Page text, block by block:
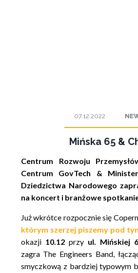
07.12.2022
Mińska 65 &
Centrum Rozwoju
Centrum GovTech &
Dziedzictwa Narodowego
na koncert i branżowe
Już wkrótce rozpocznie się
którym szerzej piszemy pod
okazji10.12przy ul. Mińskiej
zagra The Engineers Band,
smyczkową z bardziej typowym